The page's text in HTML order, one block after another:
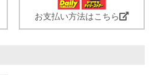
お支払い方法はこちら